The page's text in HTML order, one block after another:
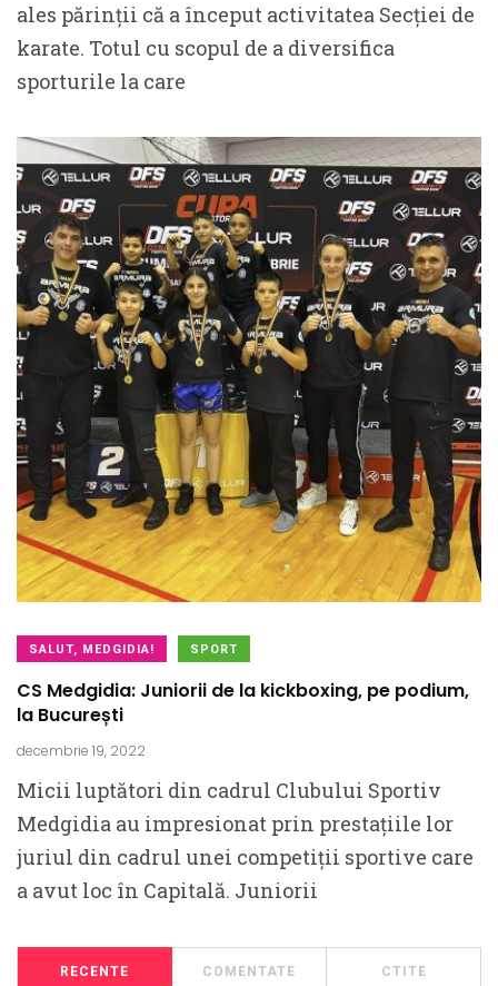
ales părinții că a început activitatea Secției de
karate. Totul cu scopul de a diversifica
sporturile la care
SALUT, MEDGIDIA! SPORT
CS Medgidia: Juniorii de la kickboxing, pe podium,
la București
decembrie 19, 2022
Micii luptători din cadrul Clubului Sportiv
Medgidia au impresionat prin prestațiile lor
juriul din cadrul unei competiții sportive care
a avut loc în Capitală. Juniorii
RECENTE COMENTATE CTITE